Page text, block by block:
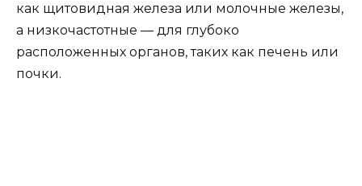
как щитовидная железа или молочные железы,
а низкочастотные — для глубоко
расположенных органов, таких как печень или
почки.